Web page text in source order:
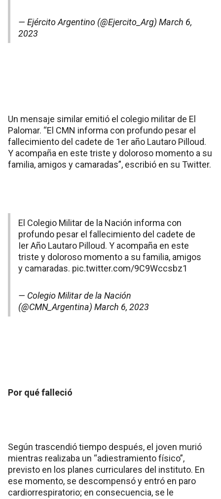
— Ejército Argentino (@Ejercito_Arg) March 6,
2023
Un mensaje similar emitió el colegio militar de El
Palomar. “El CMN informa con profundo pesar el
fallecimiento del cadete de 1er año Lautaro Pilloud.
Y acompaña en este triste y doloroso momento a su
familia, amigos y camaradas”, escribió en su Twitter.
El Colegio Militar de la Nación informa con
profundo pesar el fallecimiento del cadete de
Ier Año Lautaro Pilloud. Y acompaña en este
triste y doloroso momento a su familia, amigos
y camaradas. pic.twitter.com/9C9Wccsbz1
— Colegio Militar de la Nación
(@CMN_Argentina) March 6, 2023
Por qué falleció
Según trascendió tiempo después, el joven murió
mientras realizaba un “adiestramiento físico”,
previsto en los planes curriculares del instituto. En
ese momento, se descompensó y entró en paro
cardiorrespiratorio; en consecuencia, se le